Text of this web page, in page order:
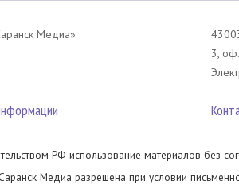
Mедиа»
3,
РФ использование материалов без
Медиа разрешена при условии